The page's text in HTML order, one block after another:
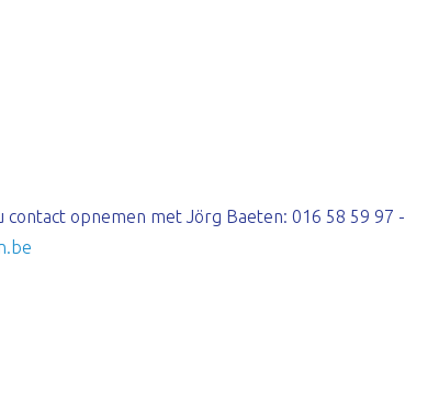
contact opnemen met Jörg Baeten: 016 58 59 97 -